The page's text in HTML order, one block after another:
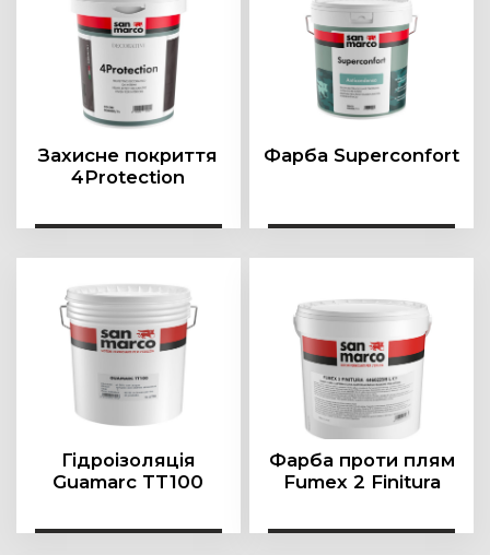
Захисне покриття
4Protection
Фарба Superconfort
Гідроізоляція
Guamarc TT100
Фарба проти плям
Fumex 2 Finitura